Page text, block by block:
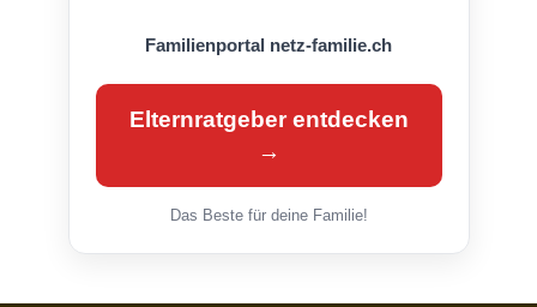
Familienportal netz-familie.ch
Elternratgeber entdecken
→
Das Beste für deine Familie!